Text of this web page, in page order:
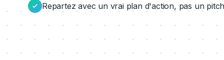
Repartez avec un vrai plan d'action, pas un